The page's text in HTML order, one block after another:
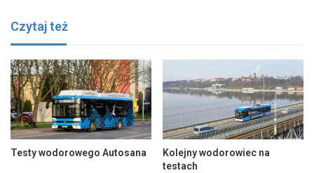
Czytaj też
Testy wodorowego Autosana
Kolejny wodorowiec na
testach